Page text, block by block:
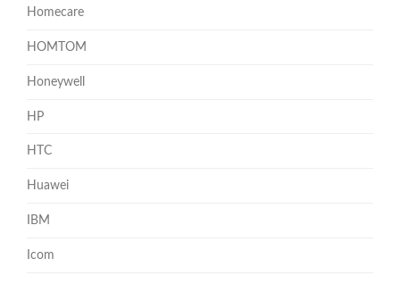
Homecare
HOMTOM
Honeywell
HP
HTC
Huawei
IBM
Icom